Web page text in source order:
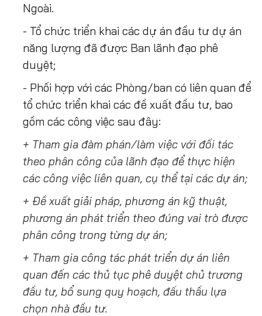
Ngoài.
- Tổ chức triển khai các dự án đầu tư dự án
năng lượng đã được Ban lãnh đạo phê
duyệt;
- Phối hợp với các Phòng/ban có liên quan để
tổ chức triển khai các đề xuất đầu tư, bao
gồm các công việc sau đây:
+ Tham gia đàm phán/làm việc với đối tác
theo phân công của lãnh đạo để thực hiện
các công việc liên quan, cụ thể tại các dự án;
+ Đề xuất giải pháp, phương án kỹ thuật,
phương án phát triển theo đúng vai trò được
phân công trong từng dự án;
+ Tham gia công tác phát triển dự án liên
quan đến các thủ tục phê duyệt chủ trương
đầu tư, bổ sung quy hoạch, đấu thầu lựa
chọn nhà đầu tư.